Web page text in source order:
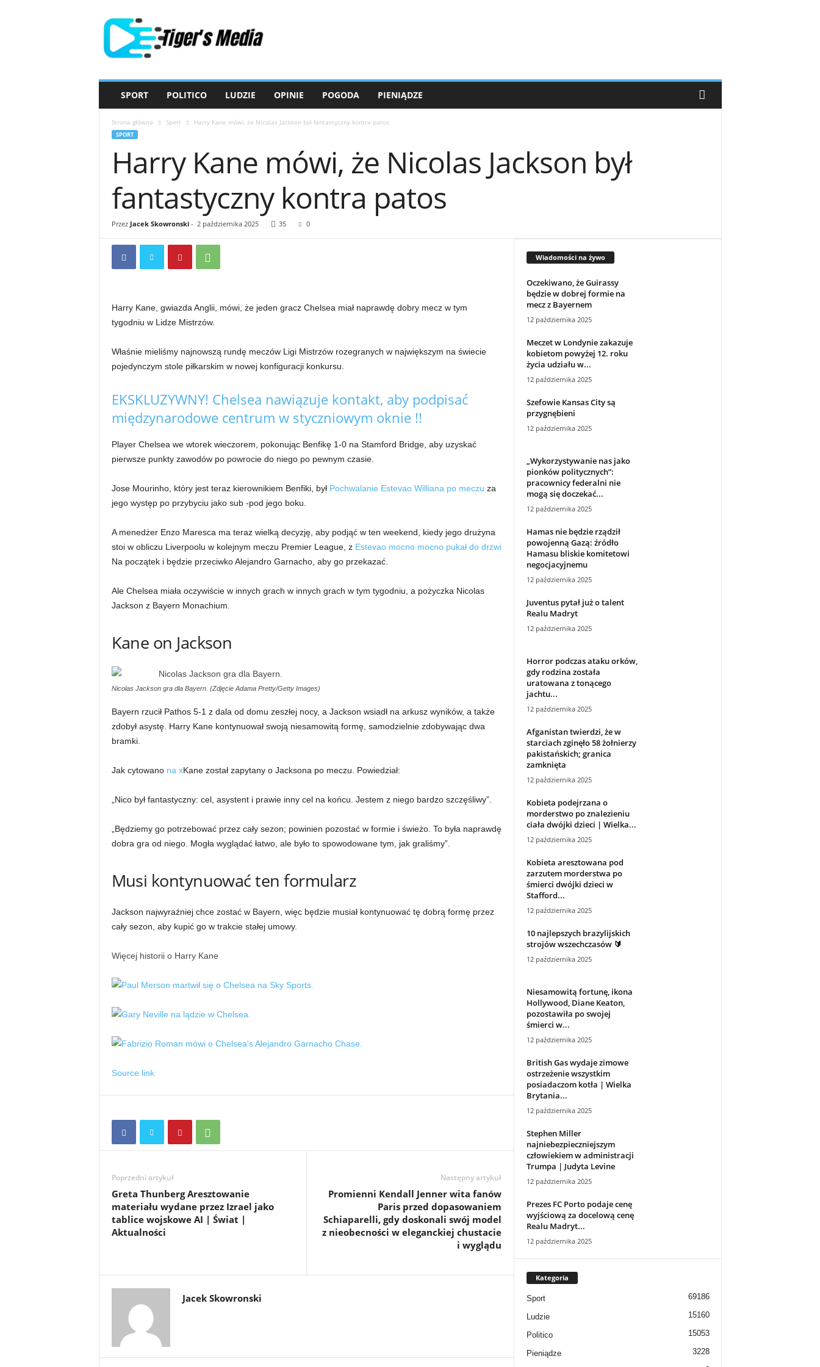
SPORT POLITICO LUDZIE OPINIE POGODA PIENIĄDZE
Strona główna Sport Harry Kane mówi, że Nicolas Jackson był fantastyczny kontra patos
SPORT
Harry Kane mówi, że Nicolas Jackson był
fantastyczny kontra patos
Przez Jacek Skowronski- 2 października 2025 35 0
Harry Kane, gwiazda Anglii, mówi, że jeden gracz Chelsea miał naprawdę dobry mecz w tym
tygodniu w Lidze Mistrzów.
Właśnie mieliśmy najnowszą rundę meczów Ligi Mistrzów rozegranych w największym na świecie
pojedynczym stole piłkarskim w nowej konfiguracji konkursu.
EKSKLUZYWNY! Chelsea nawiązuje kontakt, aby podpisać
międzynarodowe centrum w styczniowym oknie !!
Player Chelsea we wtorek wieczorem, pokonując Benfikę 1-0 na Stamford Bridge, aby uzyskać
pierwsze punkty zawodów po powrocie do niego po pewnym czasie.
Jose Mourinho, który jest teraz kierownikiem Benfiki, był Pochwalanie Estevao Williana po meczu za
jego występ po przybyciu jako sub -pod jego boku.
A menedżer Enzo Maresca ma teraz wielką decyzję, aby podjąć w ten weekend, kiedy jego drużyna
stoi w obliczu Liverpoolu w kolejnym meczu Premier League, z Estevao mocno mocno pukał do drzwi
Na początek i będzie przeciwko Alejandro Garnacho, aby go przekazać.
Ale Chelsea miała oczywiście w innych grach w innych grach w tym tygodniu, a pożyczka Nicolas
Jackson z Bayern Monachium.
Kane on Jackson
Nicolas Jackson gra dla Bayern. (Zdjęcie Adama Pretty/Getty Images)
Bayern rzucił Pathos 5-1 z dala od domu zeszłej nocy, a Jackson wsiadł na arkusz wyników, a także
zdobył asystę. Harry Kane kontynuował swoją niesamowitą formę, samodzielnie zdobywając dwa
bramki.
Jak cytowano na xKane został zapytany o Jacksona po meczu. Powiedział:
„Nico był fantastyczny: cel, asystent i prawie inny cel na końcu. Jestem z niego bardzo szczęśliwy”.
„Będziemy go potrzebować przez cały sezon; powinien pozostać w formie i świeżo. To była naprawdę
dobra gra od niego. Mogła wyglądać łatwo, ale było to spowodowane tym, jak graliśmy”.
Musi kontynuować ten formularz
Jackson najwyraźniej chce zostać w Bayern, więc będzie musiał kontynuować tę dobrą formę przez
cały sezon, aby kupić go w trakcie stałej umowy.
Więcej historii o Harry Kane
Source link
Poprzedni artykuł
Greta Thunberg Aresztowanie
materiału wydane przez Izrael jako
tablice wojskowe AI | Świat |
Aktualności
Następny artykuł
Promienni Kendall Jenner wita fanów
Paris przed dopasowaniem
Schiaparelli, gdy doskonali swój model
z nieobecności w eleganckiej chustacie
i wyglądu
Jacek Skowronski
Wiadomości na żywo
Oczekiwano, że Guirassy
będzie w dobrej formie na
mecz z Bayernem
12 października 2025
Meczet w Londynie zakazuje
kobietom powyżej 12. roku
życia udziału w...
12 października 2025
Szefowie Kansas City są
przygnębieni
12 października 2025
„Wykorzystywanie nas jako
pionków politycznych”:
pracownicy federalni nie
mogą się doczekać...
12 października 2025
Hamas nie będzie rządził
powojenną Gazą: źródło
Hamasu bliskie komitetowi
negocjacyjnemu
12 października 2025
Juventus pytał już o talent
Realu Madryt
12 października 2025
Horror podczas ataku orków,
gdy rodzina została
uratowana z tonącego
jachtu...
12 października 2025
Afganistan twierdzi, że w
starciach zginęło 58 żołnierzy
pakistańskich; granica
zamknięta
12 października 2025
Kobieta podejrzana o
morderstwo po znalezieniu
ciała dwójki dzieci | Wielka...
12 października 2025
Kobieta aresztowana pod
zarzutem morderstwa po
śmierci dwójki dzieci w
Stafford...
12 października 2025
10 najlepszych brazylijskich
strojów wszechczasów 🔰
12 października 2025
Niesamowitą fortunę, ikona
Hollywood, Diane Keaton,
pozostawiła po swojej
śmierci w...
12 października 2025
British Gas wydaje zimowe
ostrzeżenie wszystkim
posiadaczom kotła | Wielka
Brytania...
12 października 2025
Stephen Miller
najniebezpieczniejszym
człowiekiem w administracji
Trumpa | Judyta Levine
12 października 2025
Prezes FC Porto podaje cenę
wyjściową za docelową cenę
Realu Madryt...
12 października 2025
Kategoria
Sport 69186
Ludzie 15160
Politico 15053
Pieniądze 3228